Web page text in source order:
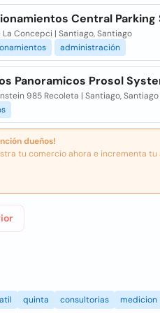
Central Parking
La Concepci | Santiago, Santiago
administración
Panoramicos Prosol
985 Recoleta | Santiago, Santiago
dueños!
tu comercio ahora e incrementa
quinta consultorias medicion